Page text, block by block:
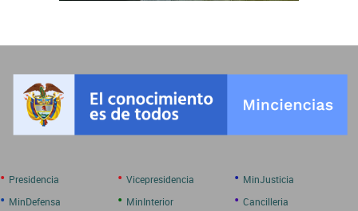
• Presidencia • Vicepresidencia • MinJusticia
• MinDefensa • MinInterior • Cancilleria